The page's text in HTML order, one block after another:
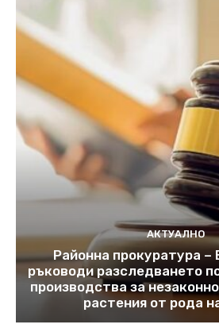
АКТУАЛНО
Районна прокуратура –
ръководи разследването
производства за
растения от рода